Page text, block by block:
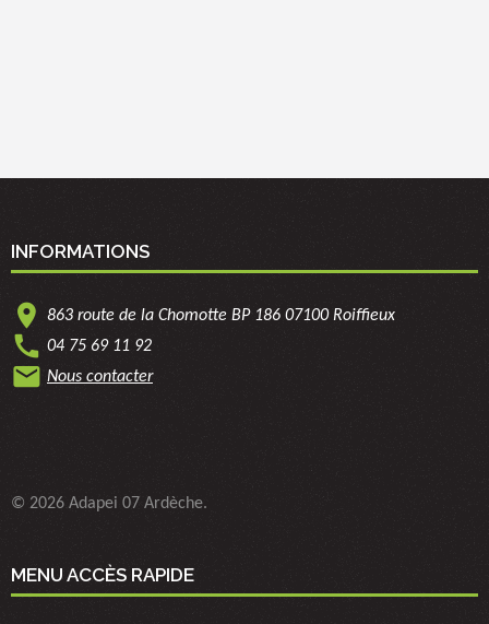
INFORMATIONS
location_on 863 route de la Chomotte BP 186 07100 Roiffieux
call 04 75 69 11 92
mail Nous contacter
© 2026 Adapei 07 Ardèche.
MENU ACCÈS RAPIDE